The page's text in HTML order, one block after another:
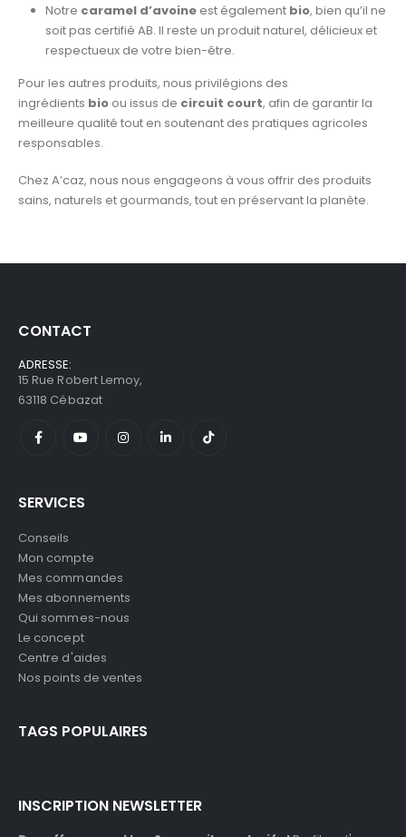
Notre caramel d’avoineest également bio, bien qu’il ne
soit pas certifié AB. Il reste un produit naturel, délicieux et
respectueux de votre bien-être.
Pour les autres produits, nous privilégions des
ingrédients bio ou issus de circuit court, afin de garantir la
meilleure qualité tout en soutenant des pratiques agricoles
responsables.
Chez A’caz, nous nous engageons à vous offrir des produits
sains, naturels et gourmands, tout en préservant la planète.
CONTACT
ADRESSE:
15 Rue Robert Lemoy,
63118 Cébazat
SERVICES
Conseils
Mon compte
Mes commandes
Mes abonnements
Qui sommes-nous
Le concept
Centre d'aides
Nos points de ventes
TAGS POPULAIRES
INSCRIPTION NEWSLETTER